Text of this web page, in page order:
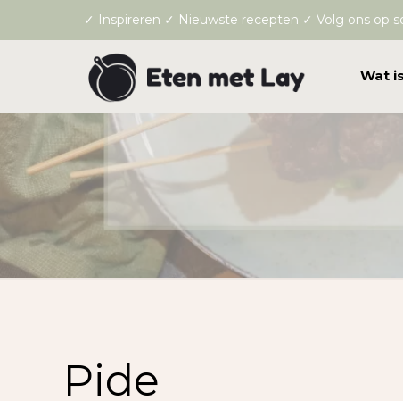
✓ Inspireren ✓ Nieuwste recepten ✓ Volg ons op
Wat
Pide